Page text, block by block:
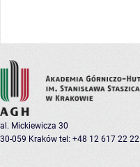
al. Mickiewicza 30
30-059 Kraków tel: +48 12 617 22 22